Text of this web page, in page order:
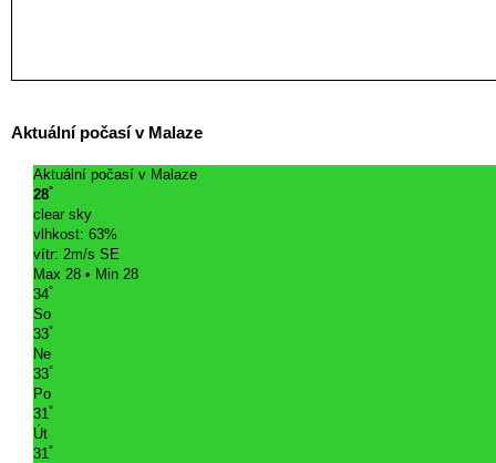
Aktuální počasí v Malaze
Aktuální počasí v Malaze
28°
clear sky
vlhkost: 63%
vítr: 2m/s SE
Max 28 • Min 28
34°
So
33°
Ne
33°
Po
31°
Út
31°